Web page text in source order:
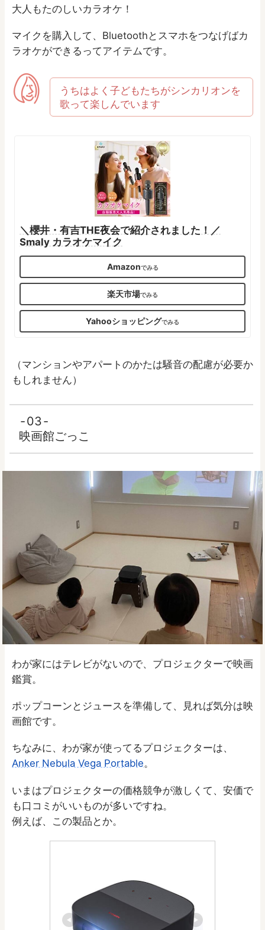
大人もたのしいカラオケ！
マイクを購入して、Bluetoothとスマホをつなげばカ
ラオケができるってアイテムです。
うちはよく子どもたちがシンカリオンを
歌って楽しんでいます
＼櫻井・有吉THE夜会で紹介されました！／
Smaly カラオケマイク
Amazon
楽天市場
Yahooショッピング
（マンションやアパートのかたは騒音の配慮が必要か
もしれません）
03
映画館ごっこ
わが家にはテレビがないので、プロジェクターで映画
鑑賞。
ポップコーンとジュースを準備して、見れば気分は映
画館です。
ちなみに、わが家が使ってるプロジェクターは、
Anker Nebula Vega Portable。
いまはプロジェクターの価格競争が激しくて、安価で
も口コミがいいものが多いですね。
例えば、この製品とか。